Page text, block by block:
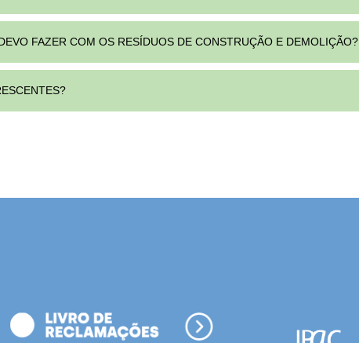
FAZER COM OS RESÍDUOS DE CONSTRUÇÃO E DEMOLIÇÃO?